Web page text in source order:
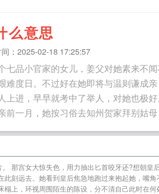
么意思
：2025-02-18 17:25:57
七品小官家的女儿，姜父对她素来不
难度日。不过好在她即将与温则谦成
上进，早早就考中了举人，对她也极
前一月，她按习俗去知州贺家拜别姑
送到了陆寂府上。陆寂表面是温润公子
身边，可几次想逃却都被他抓回。在
角逼问:“你就这般不愿留在我身边？”
颤，“因
那宫女大惊失色，用力抽出匕首咬牙还?想朝
刻远去。她看到皇后焦急地跑过来抱起她，嘴
上，环视周围陌生的陈设，分不清自己此时在